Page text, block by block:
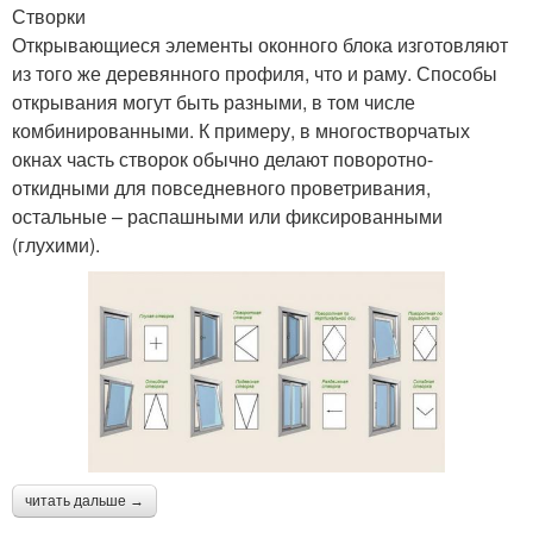
Створки
Открывающиеся элементы оконного блока изготовляют
из того же деревянного профиля, что и раму. Способы
открывания могут быть разными, в том числе
комбинированными. К примеру, в многостворчатых
окнах часть створок обычно делают поворотно-
откидными для повседневного проветривания,
остальные – распашными или фиксированными
(глухими).
читать дальше →